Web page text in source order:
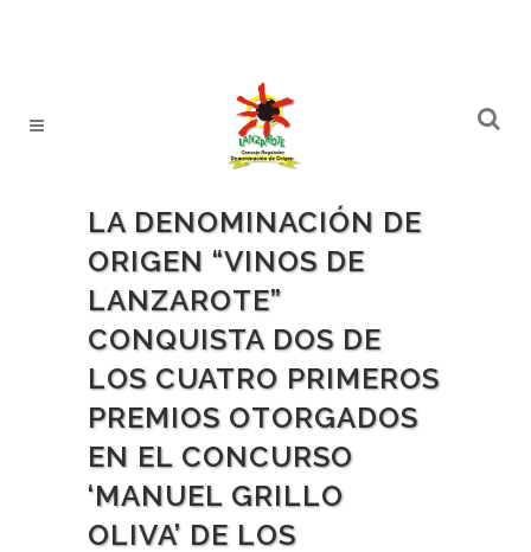
LA DENOMINACIÓN DE
ORIGEN “VINOS DE
LANZAROTE”
CONQUISTA DOS DE
LOS CUATRO PRIMEROS
PREMIOS OTORGADOS
EN EL CONCURSO
‘MANUEL GRILLO
OLIVA’ DE LOS